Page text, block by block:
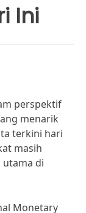
Ini
perspektif
menarik
terkini hari
masih
utama di
Monetary